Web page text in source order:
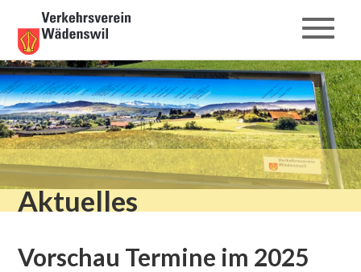
Toggle
Aktuelles
Vorschau Termine im 2025